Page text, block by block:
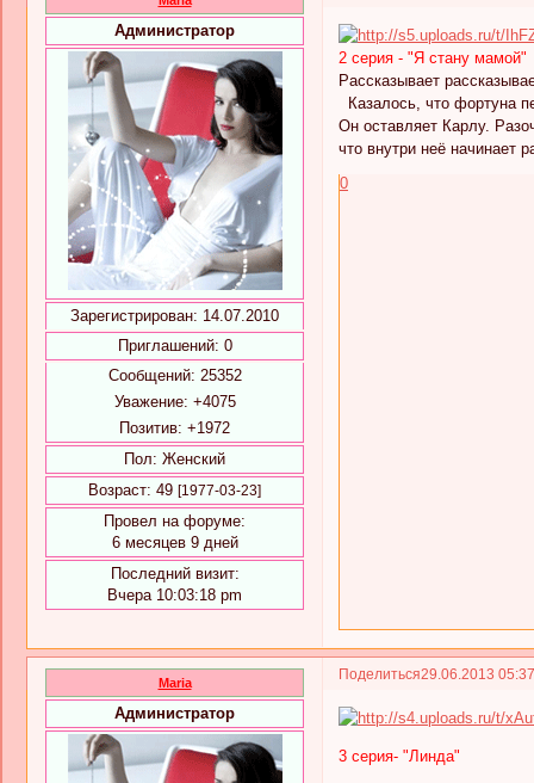
Администратор
Зарегистрирован: 14.07.2010
Приглашений: 0
Сообщений: 25352
Уважение: +4075
Позитив: +1972
Пол: Женский
Возраст: 49 [1977-03-23]
Провел на форуме:
6 месяцев 9 дней
Последний визит:
Вчера 10:03:18 pm
2 серия - "Я стану мамой"
Рассказывает
Казалось, что фортуна
Он оставляет Карлу.
что внутри неё начинает
0
Поделиться29.06.2013
Maria
Администратор
3 серия- "Линда"